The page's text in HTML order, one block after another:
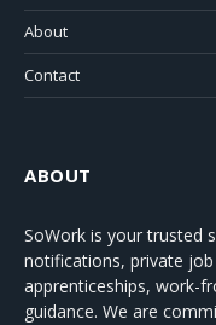
About
Contact
ABOUT
SoWork is your trusted
notifications, private
apprenticeships, work-
guidance. We are